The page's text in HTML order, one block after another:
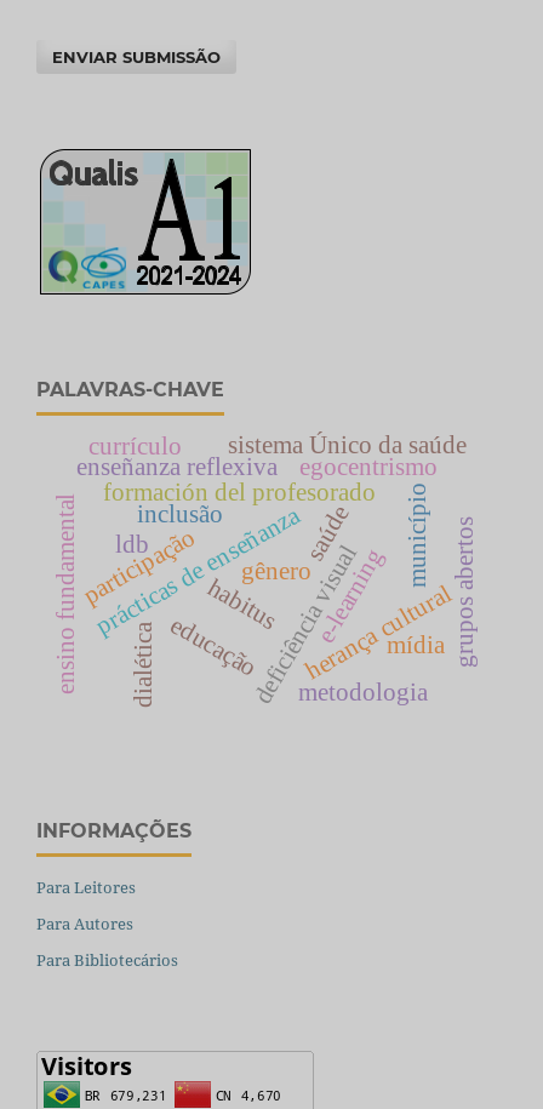
ENVIAR SUBMISSÃO
PALAVRAS-CHAVE
educaçãodeficiência visual
inclusão
e-learning
formación del profesorado
prácticas de enseñanza
enseñanza reflexiva
habitus herança cultural
ensino fundamental saúde
participação
sistema Único da saúde
metodologia
grupos abertos
dialética
egocentrismo
município
currículo
ldb
gênero
mídia
INFORMAÇÕES
Para Leitores
Para Autores
Para Bibliotecários